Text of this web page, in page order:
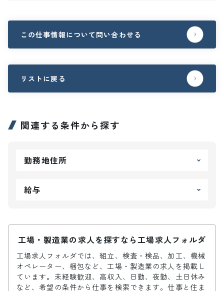
この仕事情報について問い合わせる
リストに戻る
関連する条件から探す
勤務地住所
給与
工場・製造業の求人を探すなら工場求人フォルダ
工場求人フォルダでは、組立、検査・検品、加工、機械
オペレーター、梱包など、工場・製造業の求人を掲載し
ています。未経験歓迎、高収入、日勤、夜勤、土日休み
など、希望の条件から仕事を検索できます。仕事と住ま